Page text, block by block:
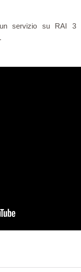
un servizio su RAI 3